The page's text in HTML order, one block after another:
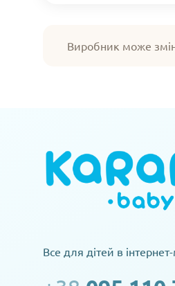
Виробник може
Все для дітей в